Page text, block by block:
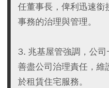
任董事長，俾利迅速銜
事務的治理與管理。
3. 兆基屋管強調，公司
善盡公司治理責任，維
於租賃住宅服務。